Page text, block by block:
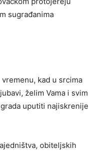
sugrađanima
kad u srcima
želim Vama i svim
uputiti najiskrenije
obiteljskih